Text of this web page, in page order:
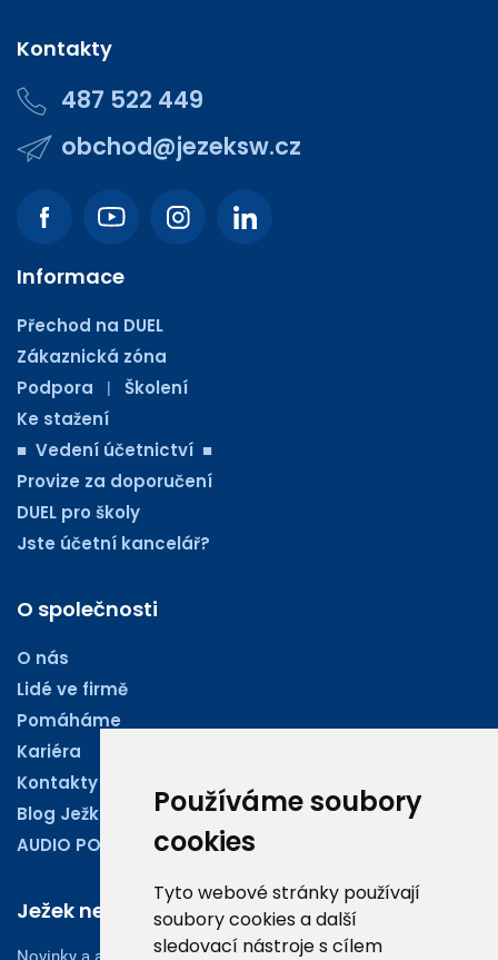
Používáme soubory
cookies
Tyto webové stránky používají
soubory cookies a další
sledovací nástroje s cílem
Kontakty
487 522 449
obchod@jezeksw.cz
Informace
Přechod na DUEL
Zákaznická zóna
Podpora
| Školení
Ke stažení
■ Vedení účetnictví ■
Provize za doporučení
DUEL pro školy
Jste účetní kancelář?
O společnosti
O nás
Lidé ve firmě
Pomáháme
Kariéra
Kontakty
Blog Ježkoviny
AUDIO PODCASTY
Ježek newsletter